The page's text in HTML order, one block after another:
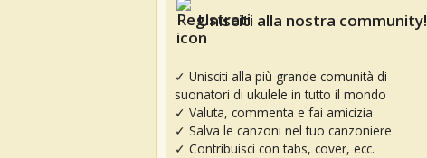
Unisciti alla nostra community!
✓ Unisciti alla più grande comunità di
suonatori di ukulele in tutto il mondo
✓ Valuta, commenta e fai amicizia
✓ Salva le canzoni nel tuo canzoniere
✓ Contribuisci con tabs, cover, ecc.